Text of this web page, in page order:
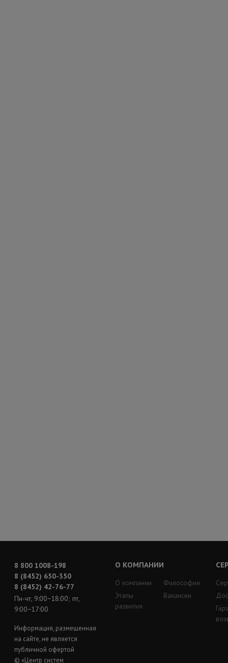
8 800 1008-198
8 (8452) 650-350
8 (8452) 42-76-77
Пн-чт, 9:00−18:00; пт,
9:00−17:00
Информация, размещенная
на сайте, не является
публичной офертой
© «Центр систем
О КОМПАНИИ
О компании
Этапы
развития
Философия
Вакансии